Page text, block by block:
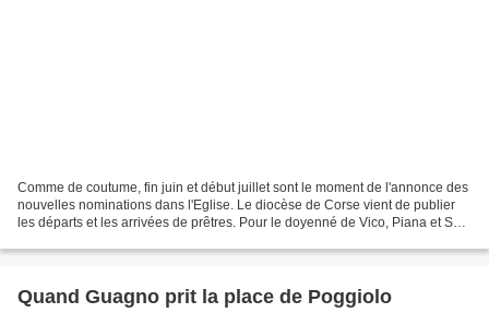
Comme de coutume, fin juin et début juillet sont le moment de l'annonce des
nouvelles nominations dans l'Eglise. Le diocèse de Corse vient de publier
les départs et les arrivées de prêtres. Pour le doyenné de Vico, Piana et Sari,
Quand Guagno prit la place de Poggiolo